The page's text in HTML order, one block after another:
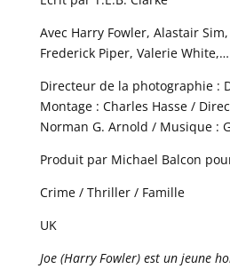
Avec Harry Fowler, Alastair
Frederick Piper, Valerie White,…
Directeur de la photographie :
Montage : Charles Hasse /
Norman G. Arnold / Musique :
Produit par Michael Balcon
Crime / Thriller / Famille
UK
Joe (Harry Fowler) est un jeune